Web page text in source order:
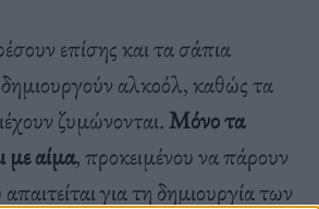
επίσης και τα σάπια
αλκοόλ, καθώς τα
ζυμώνονται.Μόνο τα
με αίμα, προκειμένου να πάρουν
για τη δημιουργία των